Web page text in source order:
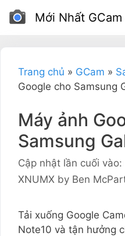
để
dung
Mới Nhất GCam
Trang chủ » GCam »
Google cho Samsung
Máy ảnh
Samsung
Cập nhật lần cuối
XNUMX by Ben
Tải xuống Google
Note10 và tận hưởng